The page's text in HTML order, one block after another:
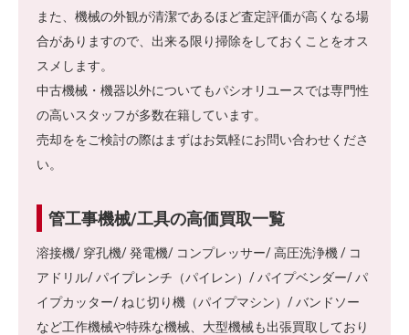
また、機械の外観が清潔であるほど査定評価が高くなる場
合がありますので、出来る限り掃除をしておくことをオス
スメします。
中古機械・機器以外についてもパシオリユースでは専門性
の高いスタッフが多数在籍しています。
売却ををご検討の際はまずはお気軽にお問い合わせくださ
い。
管工事機械/工具の高価買取一覧
溶接機/ 穿孔機/ 発電機/ コンプレッサー/ 高圧洗浄機 / コ
アドリル/ パイプレンチ（パイレン）/ パイプベンダー/ パ
イプカッター/ ねじ切り機（パイプマシン）/ バンドソー
など工作機械や特殊な機械、大型機械も出張買取しており